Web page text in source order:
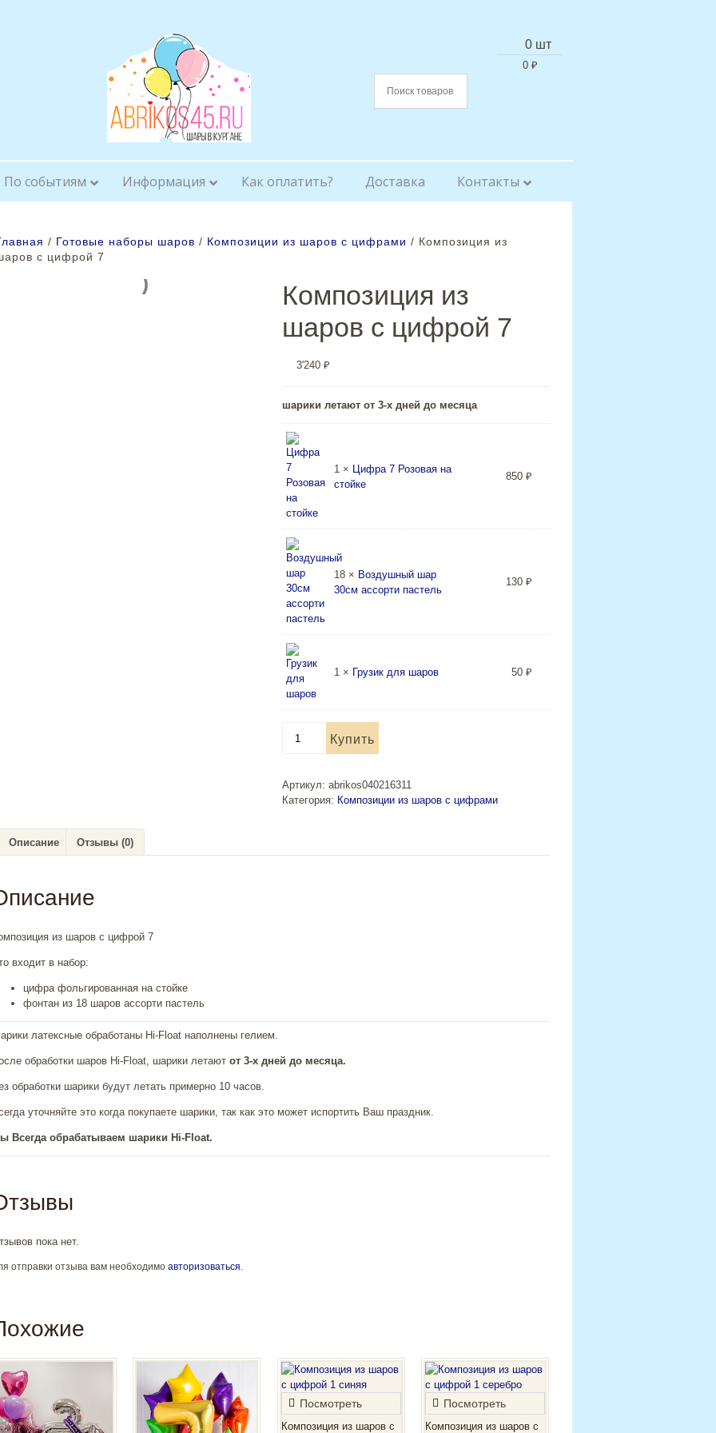
0 шт
0 ₽
По событиям Информация Как оплатить? Доставка Контакты
/ Готовые наборы шаров / Композиции из шаров с цифрами / Композиция из
с цифрой 7
Композиция из
шаров с цифрой 7
3'240 ₽
шарики летают от 3-х дней до месяца
1 × Цифра 7 Розовая на
стойке
850 ₽
18 × Воздушный шар
30см ассорти пастель
130 ₽
1 × Грузик для шаров 50 ₽
товара
шаров
с
Купить
Артикул: abrikos040216311
Категория: Композиции из шаров с цифрами
Описание Отзывы (0)
из шаров с цифрой 7
входит в набор:
цифра фольгированная на стойке
фонтан из 18 шаров ассорти пастель
латексные обработаны Hi-Float наполнены гелием.
обработки шаров Hi-Float, шарики летают от 3-х дней до месяца.
обработки шарики будут летать примерно 10 часов.
уточняйте это когда покупаете шарики, так как это может испортить Ваш праздник.
Всегда обрабатываем шарики Hi-Float.
пока нет.
отправки отзыва вам необходимо авторизоваться.
Посмотреть
Композиция из шаров с
Посмотреть
Композиция из шаров с